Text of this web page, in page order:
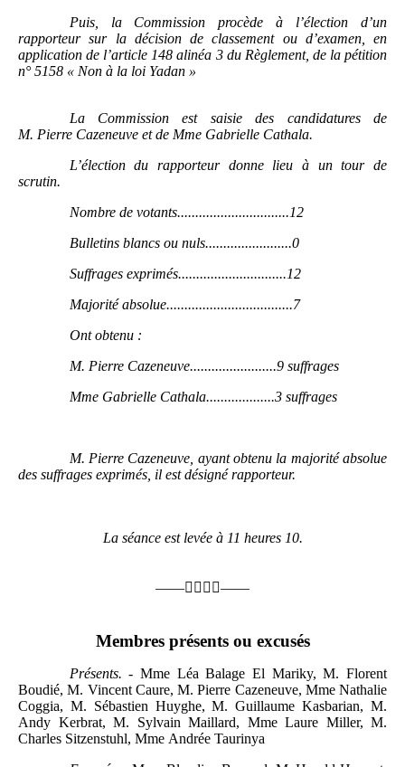
Puis, la Commission procède à l’élection d’un
rapporteur sur la décision de classement ou d’examen, en
application de l’article 148 alinéa 3 du Règlement, de la pétition
n° 5158 « Non à la loi Yadan »
La Commission est saisie des candidatures de
M. Pierre Cazeneuve et de Mme Gabrielle Cathala.
L’élection du rapporteur donne lieu à un tour de
scrutin.
Nombre de votants...............................12
Bulletins blancs ou nuls........................0
Suffrages exprimés..............................12
Majorité absolue...................................7
Ont obtenu :
M. Pierre Cazeneuve........................9 suffrages
Mme Gabrielle Cathala...................3 suffrages
M. Pierre Cazeneuve, ayant obtenu la majorité absolue
des suffrages exprimés, il est désigné rapporteur.
La séance est levée à 11 heures 10.
————
Membres présents ou excusés
Présents. -Mme Léa Balage El Mariky, M. Florent
Boudié, M. Vincent Caure, M. Pierre Cazeneuve, Mme Nathalie
Coggia, M. Sébastien Huyghe, M. Guillaume Kasbarian, M.
Andy Kerbrat, M. Sylvain Maillard, Mme Laure Miller, M.
Charles Sitzenstuhl, Mme Andrée Taurinya